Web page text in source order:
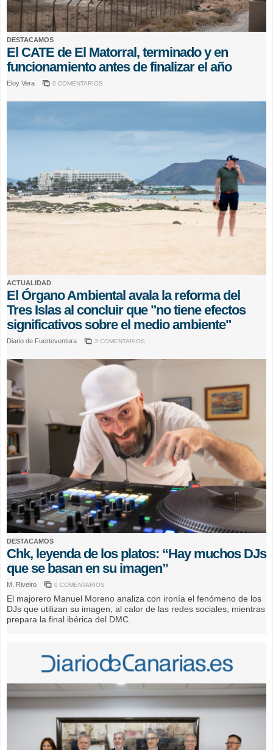
DESTACAMOS
El CATE de El Matorral, terminado y en
funcionamiento antes de finalizar el año
Eloy Vera 0 COMENTARIOS
ACTUALIDAD
El Órgano Ambiental avala la reforma del
Tres Islas al concluir que "no tiene efectos
significativos sobre el medio ambiente"
Diario de Fuerteventura 3 COMENTARIOS
DESTACAMOS
Chk, leyenda de los platos: “Hay muchos DJs
que se basan en su imagen”
M. Riveiro 0 COMENTARIOS
El majorero Manuel Moreno analiza con ironía el fenómeno de los
DJs que utilizan su imagen, al calor de las redes sociales, mientras
prepara la final ibérica del DMC.